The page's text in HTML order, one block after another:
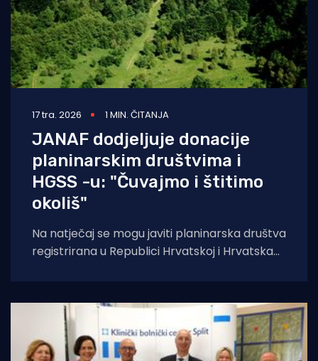
17 tra. 2026 1 MIN. ČITANJA
JANAF dodjeljuje donacije
planinarskim društvima i
HGSS -u: "Čuvajmo i štitimo
okoliš"
Na natječaj se mogu javiti planinarska društva
registrirana u Republici Hrvatskoj i Hrvatska